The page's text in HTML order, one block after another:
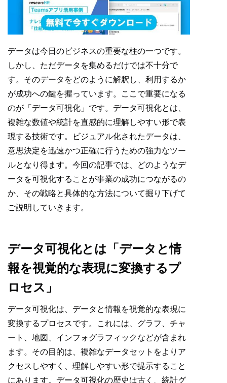
データは今日のビジネスの重要な柱の一つです。
しかし、ただデータを集めるだけでは不十分で
す。そのデータをどのように解釈し、利用するか
が成功への鍵を握っています。ここで重要になる
のが「データ可視化」です。データ可視化とは、
複雑な数値や統計を直感的に理解しやすい形で表
現する技術です。ビジュアル化されたデータは、
意思決定を迅速かつ正確に行うための強力なツー
ルとなり得ます。今回の記事では、どのようなデ
ータを可視化することが事業の成功につながるの
か、その戦略と具体的な方法について掘り下げて
ご説明していきます。
データ可視化とは「データと情
報を視覚的な表現に変換するプ
ロセス」
データ可視化は、データと情報を視覚的な表現に
変換するプロセスです。これには、グラフ、チャ
ート、地図、インフォグラフィックなどが含まれ
ます。その目的は、複雑なデータセットをよりア
クセスしやすく、理解しやすい形で提示すること
にあります。データ可視化の歴史は古く、統計グ